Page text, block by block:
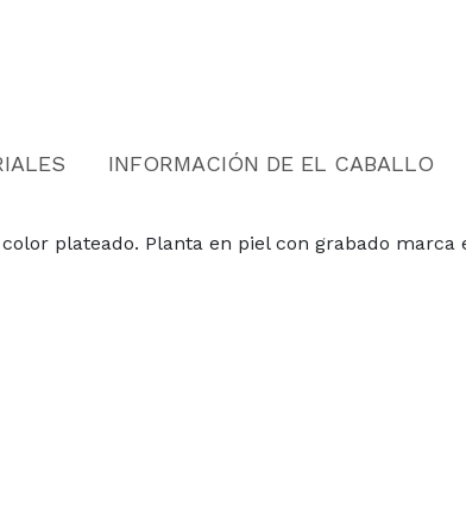
INFORMACIÓN DE EL CABALLO
color plateado. Planta en piel con grabado